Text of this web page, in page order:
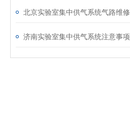
北京实验室集中供气系统气路维修
济南实验室集中供气系统注意事项